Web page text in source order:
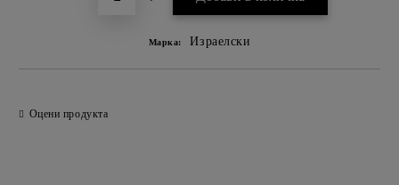
Марка: Израелски
Оцени продукта